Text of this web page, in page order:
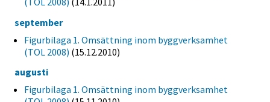
september
Figurbilaga 1. Omsättning inom byggverksamhet
(TOL 2008) (15.12.2010)
augusti
Figurbilaga 1. Omsättning inom byggverksamhet